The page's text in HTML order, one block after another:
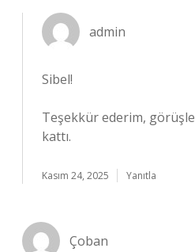
admin
Sibel!
Teşekkür ederim,
kattı.
Kasım 24, 2025 Yanıtla
Çoban